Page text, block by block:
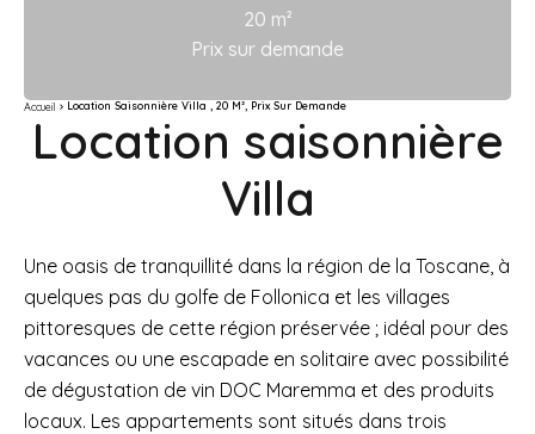
20 m²
Prix sur demande
Accueil Location Saisonnière Villa , 20 M², Prix Sur Demande
Location saisonnière
Villa
Une oasis de tranquillité dans la région de la Toscane, à
quelques pas du golfe de Follonica et les villages
pittoresques de cette région préservée ; idéal pour des
vacances ou une escapade en solitaire avec possibilité
de dégustation de vin DOC Maremma et des produits
locaux. Les appartements sont situés dans trois